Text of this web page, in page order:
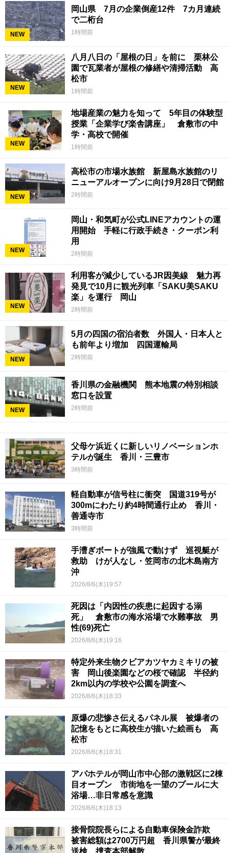
NEW
岡山県 7月の企業倒産12件 7カ月連続
で二桁台
1時間前
NEW
八月八日の「屋根の日」を前に 栗林公
園で瓦業者が屋根の修繕や清掃活動 高
松市
1時間前
NEW
地場産業の魅力を知って 5年目の体験型
授業「企業学び楽舎講座」 倉敷市の中
学・高校で開催
1時間前
NEW
高松市の市場水族館 新屋島水族館のリ
ニューアルオープンに向け9月28日で閉館
2時間前
NEW
岡山・和気町が公式LINEアカウントの運
用開始 手軽に行政手続き・クーポン利
用
2時間前
NEW
利用客が減少しているJR因美線 魅力再
発見で10月に観光列車「SAKU美SAKU
楽」を運行 岡山
2時間前
NEW
5月の四国の宿泊者数 外国人・日本人と
も前年より増加 四国運輸局
2時間前
NEW
香川県の金融機関 熊本地震の特別相談
窓口を設置
2時間前
父母ケ浜近くに新しいリノベーションホ
テルが誕生 香川・三豊市
3時間前
軽自動車が信号柱に衝突 国道319号が
300mにわたり約4時間通行止め 香川・
善通寺市
3時間前
手漕ぎボートが強風で動けず 巡視艇が
救助 けが人なし・笠岡市の北木島南方
沖
2026/8/6(木)19:57
死因は「内因性の疾患に起因する溺
死」 倉敷市の海水浴場で水難事故 男
性(69)死亡
2026/8/6(木)19:16
特定外来生物クビアカツヤカミキリの被
害 岡山後楽園などの桜で確認 半径約
2km以内の学校や公園を調査へ
2026/8/6(木)18:33
原爆の悲惨さ伝えるパネル展 被爆者の
記憶をもとに高校生が描いた絵画も 高
松市
2026/8/6(木)18:31
アパホテルが岡山市中心部の激戦区に2棟
目オープン 市街地を一望のプールに大
浴場…非日常感を意識
2026/8/6(木)18:13
接骨院院長らによる自動車保険金詐欺
被害総額は2700万円超 香川県警が最終
送検、捜査本部解散